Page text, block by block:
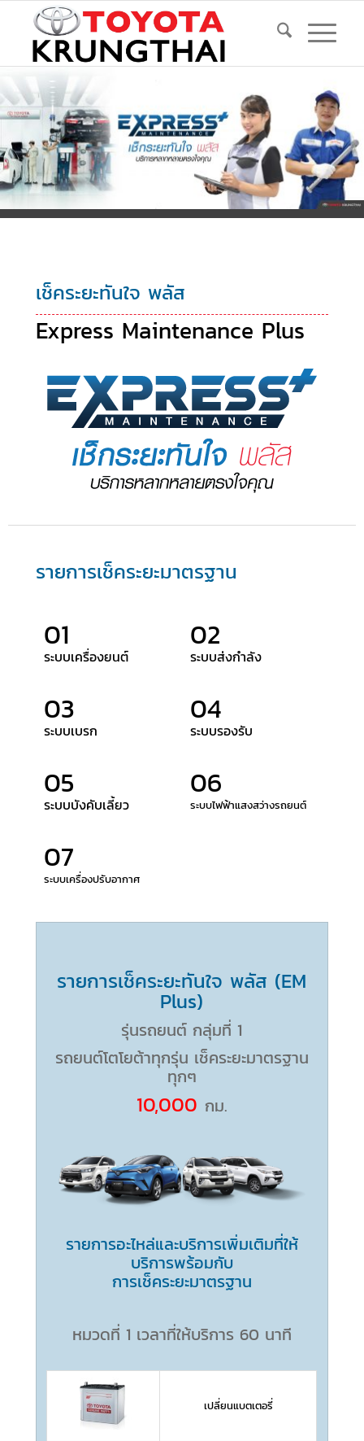
เช็คระยะทันใจ พลัส
Express Maintenance Plus
รายการเช็คระยะมาตรฐาน
01
ระบบเครื่องยนต์
02
ระบบส่งกำลัง
03
ระบบเบรก
04
ระบบรองรับ
05
ระบบบังคับเลี้ยว
06
ระบบไฟฟ้าแสงสว่างรถยนต์
07
ระบบเครื่องปรับอากาศ
รายการเช็คระยะทันใจ พลัส (EM
Plus)
รุ่นรถยนต์ กลุ่มที่ 1
รถยนต์โตโยต้าทุกรุ่น เช็คระยะมาตรฐาน
ทุกๆ
10,000 กม.
รายการอะไหล่และบริการเพิ่มเติมที่ให้
บริการพร้อมกับ
การเช็คระยะมาตรฐาน
หมวดที่ 1 เวลาที่ให้บริการ 60 นาที
เปลี่ยนแบตเตอรี่